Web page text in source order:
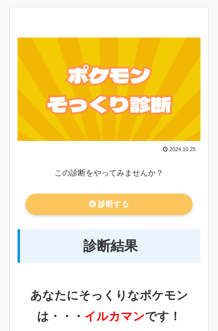
2024.10.25
この診断をやってみませんか？
診断する
診断結果
あなたにそっくりなポケモン
は・・・ イルカマンです！